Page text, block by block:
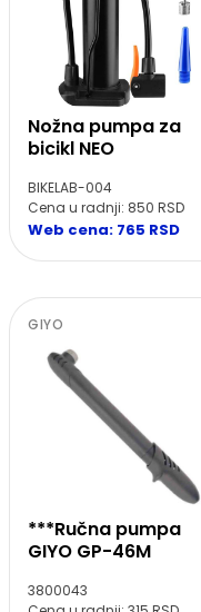
Nožna pumpa za
bicikl NEO
BIKELAB-004
Cena u radnji: 850 RSD
Web cena: 765 RSD
GIYO
***Ručna pumpa
GIYO GP-46M
3800043